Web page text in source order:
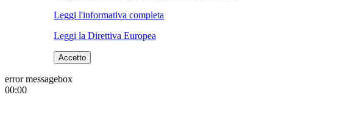
Leggi l'informativa completa
Leggi la Direttiva Europea
Accetto
error messagebox
00:00